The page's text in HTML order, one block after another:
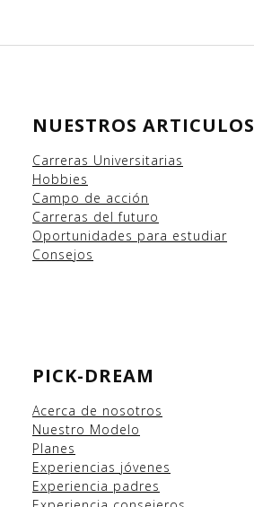
NUESTROS ARTICULOS
Carreras Universitarias
Hobbies
Campo de acción
Carreras del futuro
Oportunidades para estudiar
Consejos
PICK-DREAM
Acerca de nosotros
Nuestro Modelo
Planes
Experiencias jóvenes
Experiencia padres